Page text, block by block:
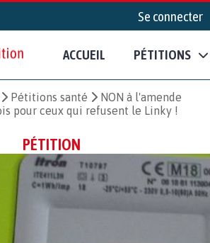
Se connecter
ACCUEIL PÉTITIONS
Pétitions santé
NON à l'amende
pour ceux qui refusent le Linky !
PÉTITION